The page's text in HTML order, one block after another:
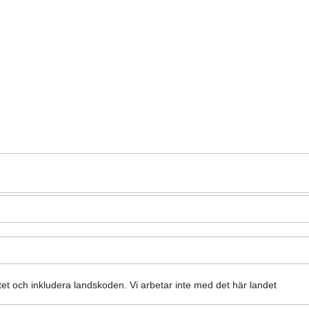
och inkludera landskoden. Vi arbetar inte med det här landet